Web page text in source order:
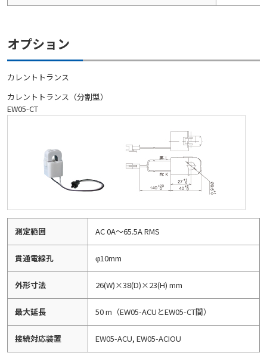
オプション
カレントトランス
カレントトランス（分割型）
EW05-CT
測定範囲 AC 0A～65.5A RMS
貫通電線孔 φ10mm
外形寸法 26(W)×38(D)×23(H) mm
最大延長 50 m（EW05-ACUとEW05-CT間）
接続対応装置 EW05-ACU, EW05-ACIOU